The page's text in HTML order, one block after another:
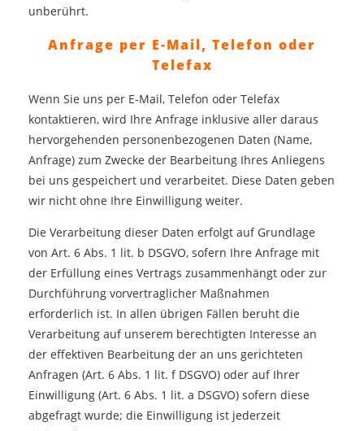
unberührt.
Anfrage per E-Mail, Telefon oder
Telefax
Wenn Sie uns per E-Mail, Telefon oder Telefax
kontaktieren, wird Ihre Anfrage inklusive aller daraus
hervorgehenden personenbezogenen Daten (Name,
Anfrage) zum Zwecke der Bearbeitung Ihres Anliegens
bei uns gespeichert und verarbeitet. Diese Daten geben
wir nicht ohne Ihre Einwilligung weiter.
Die Verarbeitung dieser Daten erfolgt auf Grundlage
von Art. 6 Abs. 1 lit. b DSGVO, sofern Ihre Anfrage mit
der Erfüllung eines Vertrags zusammenhängt oder zur
Durchführung vorvertraglicher Maßnahmen
erforderlich ist. In allen übrigen Fällen beruht die
Verarbeitung auf unserem berechtigten Interesse an
der effektiven Bearbeitung der an uns gerichteten
Anfragen (Art. 6 Abs. 1 lit. f DSGVO) oder auf Ihrer
Einwilligung (Art. 6 Abs. 1 lit. a DSGVO) sofern diese
abgefragt wurde; die Einwilligung ist jederzeit